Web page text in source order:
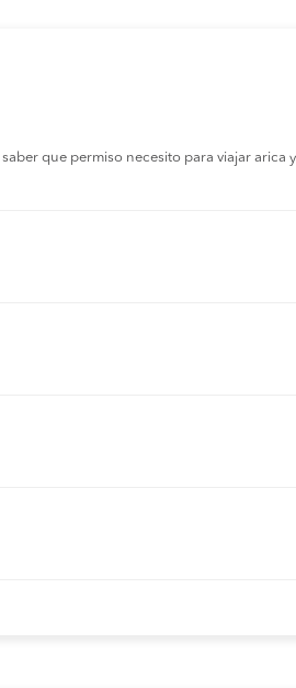
que permiso necesito para viajar arica